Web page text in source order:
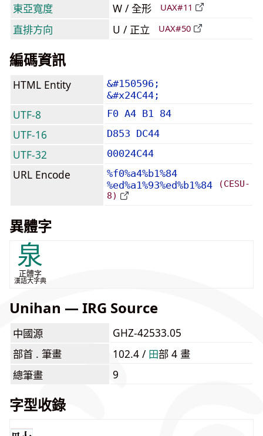
東亞寬度
W / 全形 UAX#11
直排方向 U / 正立 UAX#50
編碼資訊
HTML Entity
&#150596;
&#x24C44;
UTF-8 F0 A4 B1 84
UTF-16 D853 DC44
UTF-32 00024C44
URL Encode
%f0%a4%b1%84
%ed%a1%93%ed%b1%84
(CESU-
8)
異體字
泉
正體字
漢語大字典
Unihan — IRG Source
中國源
GHZ-42533.05
部首 . 筆畫
102.4 / ⽥部 4 畫
總筆畫
9
字型收錄